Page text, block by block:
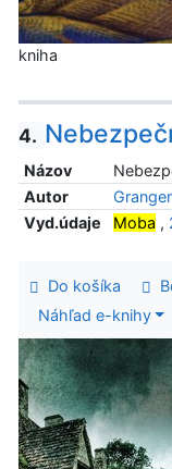
kniha
4.
Názov
Autor
Vyd.údaje
Moba ,
Do košíka
Náhľad e-knihy